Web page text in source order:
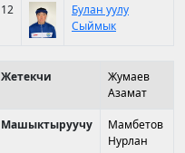
12
Булан уулу
Сыймык
Жетекчи
Жумаев
Азамат
Машыктыруучу
Мамбетов
Нурлан